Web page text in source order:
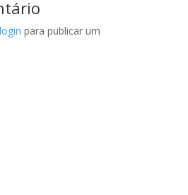
login para publicar um